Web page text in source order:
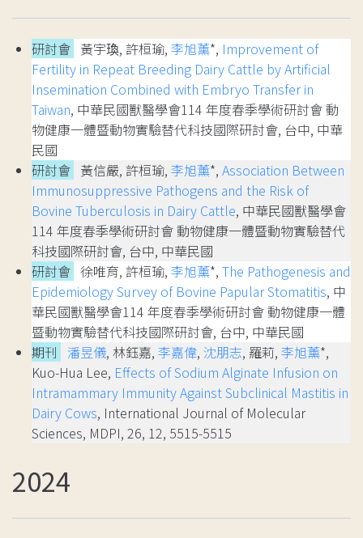
研討會 黃宇瑍, 許桓瑜, 李旭薰*, Improvement of
Fertility in Repeat Breeding Dairy Cattle by Artificial
Insemination Combined with Embryo Transfer in
Taiwan, 中華民國獸醫學會114 年度春季學術研討會 動
物健康一體暨動物實驗替代科技國際研討會, 台中, 中華
民國
研討會 黃信嚴, 許桓瑜, 李旭薰*, Association Between
Immunosuppressive Pathogens and the Risk of
Bovine Tuberculosis in Dairy Cattle, 中華民國獸醫學會
114 年度春季學術研討會 動物健康一體暨動物實驗替代
科技國際研討會, 台中, 中華民國
研討會 徐唯育, 許桓瑜, 李旭薰*, The Pathogenesis and
Epidemiology Survey of Bovine Papular Stomatitis, 中
華民國獸醫學會114 年度春季學術研討會 動物健康一體
暨動物實驗替代科技國際研討會, 台中, 中華民國
期刊 潘昱儀, 林鈺嘉, 李嘉偉, 沈朋志, 羅莉, 李旭薰*,
Kuo-Hua Lee, Effects of Sodium Alginate Infusion on
Intramammary Immunity Against Subclinical Mastitis in
Dairy Cows, International Journal of Molecular
Sciences, MDPI, 26, 12, 5515-5515
2024